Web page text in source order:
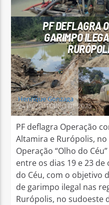
Arara Azul FM
PF DEFLAGRA
GARIMPO
Henrique Gonzaga
24 DE OUTUBRO DE 2025
PF deflagra Operação
Altamira e Rurópolis, no
Operação “Olho do
entre os dias 19 e 23
do Céu, com o objetivo
de garimpo ilegal nas
Rurópolis, no sudoeste